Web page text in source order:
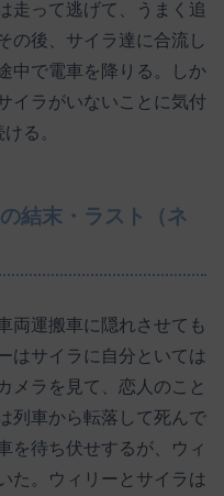
走って逃げて、うまく追
の後、サイラ達に合流し
中で電車を降りる。しか
イラがいないことに気付
る。
結末・ラスト（ネ
両運搬車に隠れさせても
はサイラに自分といては
メラを見て、恋人のこと
列車から転落して死んで
を待ち伏せするが、ウィ
た。ウィリーとサイラは